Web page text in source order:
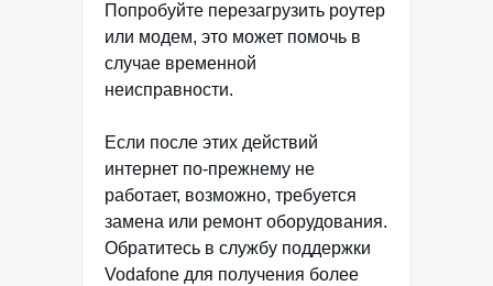
Попробуйте перезагрузить роутер
или модем, это может помочь в
случае временной
неисправности.
Если после этих действий
интернет по-прежнему не
работает, возможно, требуется
замена или ремонт оборудования.
Обратитесь в службу поддержки
Vodafone для получения более